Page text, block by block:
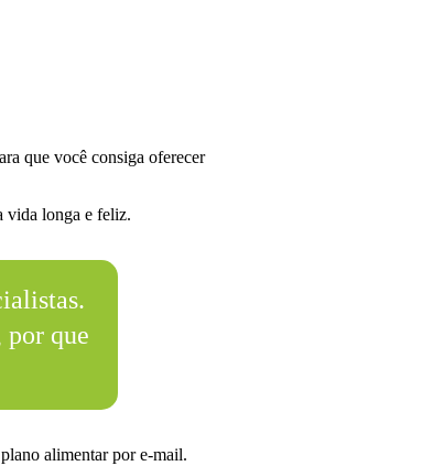
que você consiga oferecer
vida longa e feliz.
por que
alimentar por e-mail.